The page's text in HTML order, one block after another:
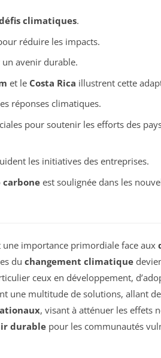
climatiques.
réduire les impacts.
avenir durable.
et le Costa Rica illustrent cette
réponses climatiques.
pour soutenir les efforts des
les initiatives des entreprises.
carboneest soulignée dans les
importance primordiale face aux
du changement climatique
ceux en développement,
une multitude de solutions, allant de
, visant à atténuer les effets
durable pour les communautés